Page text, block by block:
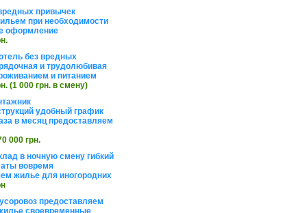
привычек
при необходимости
оформление
без вредных
и трудолюбивая
и питанием
(1 000 грн. в смену)
удобный график
в месяц предоставляем
000 грн.
в ночную смену гибкий
вовремя
жилье для иногородних
предоставляем
своевременные